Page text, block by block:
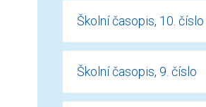
Školní časopis, 10. číslo
Školní časopis, 9. číslo